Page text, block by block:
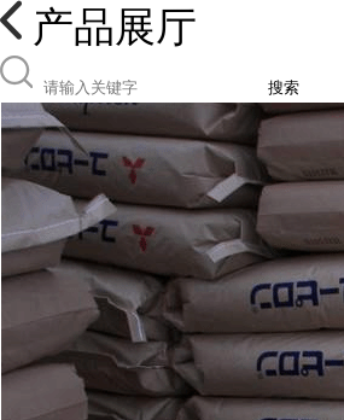
产品展厅
搜索